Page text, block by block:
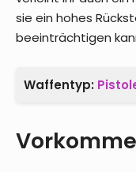
sie ein hohes
beeinträchtigen
Waffentyp: